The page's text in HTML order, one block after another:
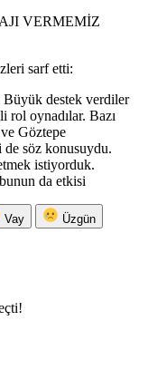
VERMEMİZ
sarf etti:
Büyük destek verdiler
rol oynadılar. Bazı
Göztepe
de söz konusuydu.
istiyorduk.
da etkisi
Vay Üzgün